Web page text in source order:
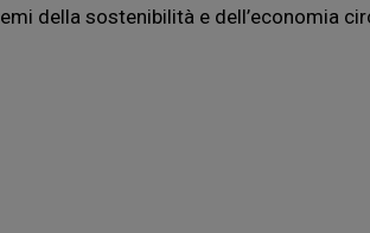
della sostenibilità e dell’economia